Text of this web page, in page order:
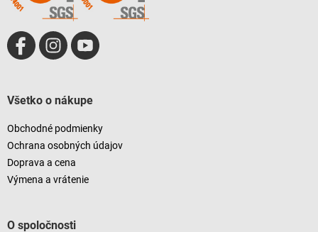
Všetko o nákupe
Obchodné podmienky
Ochrana osobných údajov
Doprava a cena
Výmena a vrátenie
O spoločnosti